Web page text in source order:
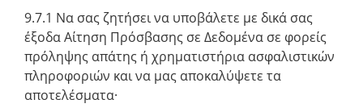
9.7.1 Να σας ζητήσει να υποβάλετε με δικά σας
έξοδα Αίτηση Πρόσβασης σε Δεδομένα σε φορείς
πρόληψης απάτης ή χρηματιστήρια ασφαλιστικών
πληροφοριών και να μας αποκαλύψετε τα
αποτελέσματα·